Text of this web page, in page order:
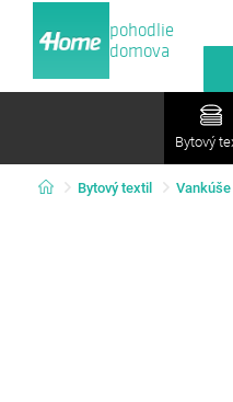
pohodlie
domova
Bytový
Bytový textil